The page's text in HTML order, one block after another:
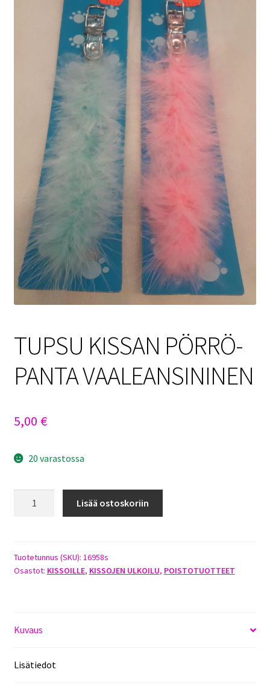
Tietosuojaseloste
Toimitusehdot
TUPSU KISSAN PÖRRÖ-
PANTA VAALEANSININEN
5,00 €
20 varastossa
VAALEANSININEN
määrä
Lisää ostoskoriin
Tuotetunnus (SKU): 16958s
Osastot: KISSOILLE, KISSOJEN ULKOILU, POISTOTUOTTEET
Kuvaus
Lisätiedot